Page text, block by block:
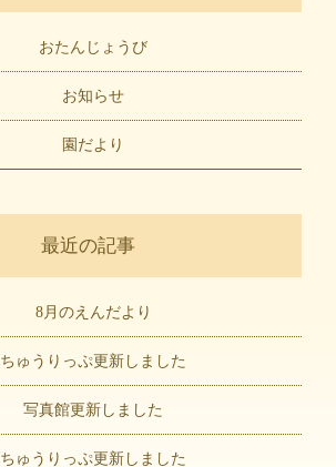
おたんじょうび
お知らせ
園だより
最近の記事
8月のえんだより
ちゅうりっぷ更新しました
写真館更新しました
ちゅうりっぷ更新しました